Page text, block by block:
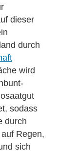
dieser
durch
wird
sodass
durch
Regen,
sich